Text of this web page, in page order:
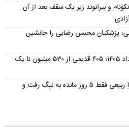
و بیرانوند زیر یک سقف بعد از آن
پزشکیان محسن رضایی را جانشین
قیمت پژو ۴۰۵ کارکرده در مرداد ۱۴۰۵؛ ۴۰۵ قدیمی از ۵۳۰ میلیون تا یک
زلزله روی نیمکت تراکتور؛ چرا ربیعی فقط ۵ روز مانده به لیگ رفت و